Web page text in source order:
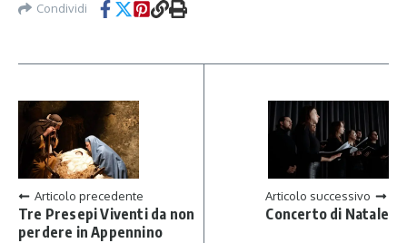
Condividi
Articolo precedente
Tre Presepi Viventi da non
perdere in Appennino
Articolo successivo
Concerto di Natale